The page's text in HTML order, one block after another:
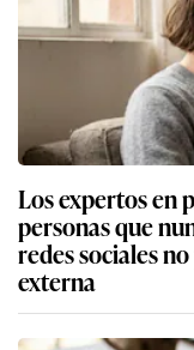
Los expertos en
personas que
redes sociales
externa